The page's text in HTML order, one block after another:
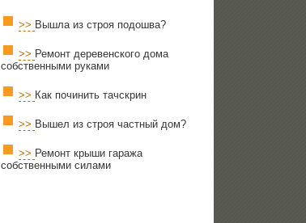
>> Вышла из строя подошва?
>> Ремонт деревенского дома
собственными руками
>> Как починить тачскрин
>> Вышел из строя частный дом?
>> Ремонт крыши гаража
собственными силами